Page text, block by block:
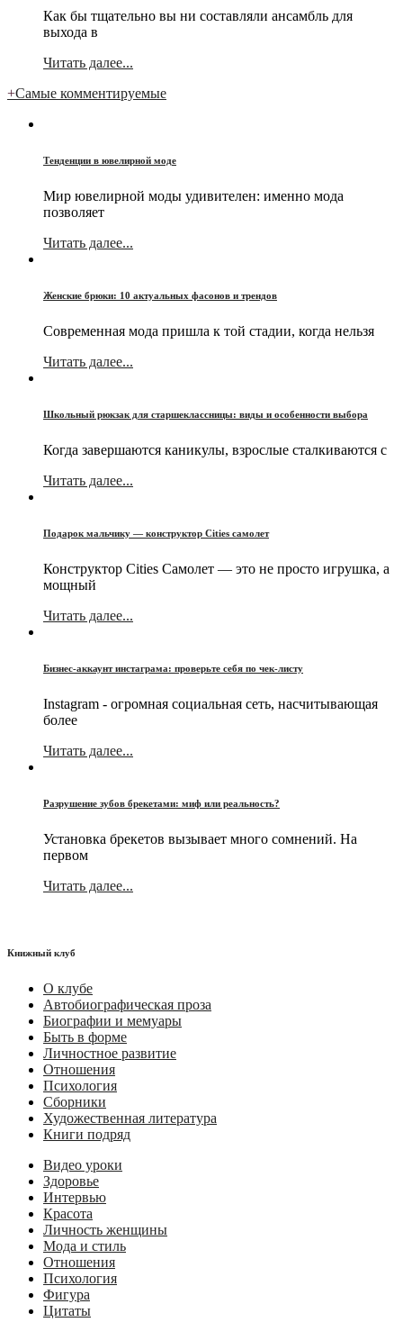
Как бы тщательно вы ни составляли ансамбль для
выхода в
Читать далее...
+Самые комментируемые
Тенденции в ювелирной моде
Мир ювелирной моды удивителен: именно мода
позволяет
Читать далее...
Женские брюки: 10 актуальных фасонов и трендов
Современная мода пришла к той стадии, когда нельзя
Читать далее...
Школьный рюкзак для старшеклассницы: виды и особенности выбора
Когда завершаются каникулы, взрослые сталкиваются с
Читать далее...
Подарок мальчику — конструктор Cities самолет
Конструктор Cities Самолет — это не просто игрушка, а
мощный
Читать далее...
Бизнес-аккаунт инстаграма: проверьте себя по чек-листу
Instagram - огромная социальная сеть, насчитывающая
более
Читать далее...
Разрушение зубов брекетами: миф или реальность?
Установка брекетов вызывает много сомнений. На
первом
Читать далее...
Книжный клуб
О клубе
Автобиографическая проза
Биографии и мемуары
Быть в форме
Личностное развитие
Отношения
Психология
Сборники
Художественная литература
Книги подряд
Видео уроки
Здоровье
Интервью
Красота
Личность женщины
Мода и стиль
Отношения
Психология
Фигура
Цитаты